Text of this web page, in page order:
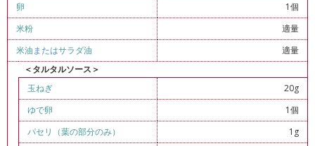
卵
1個
米粉
適量
米油またはサラダ油
適量
＜タルタルソース＞
玉ねぎ
20g
ゆで卵
1個
パセリ（葉の部分のみ）
1g